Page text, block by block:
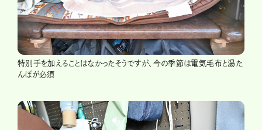
特別手を加えることはなかったそうですが、今の季節は電気毛布と湯た
んぽが必須